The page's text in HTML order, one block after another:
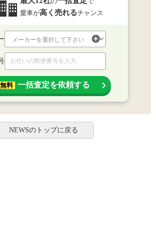
愛車が高く売れるチャンス
無料 一括査定を依頼する
NEWSのトップに戻る